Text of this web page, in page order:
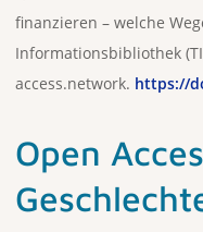
finanzieren – welche
Informationsbibliothek
access.network. https://
Open